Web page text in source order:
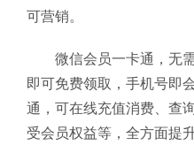
可营销。
微信会员一卡通，无
即可免费领取，手机号即
通，可在线充值消费、查
受会员权益等，全方面提